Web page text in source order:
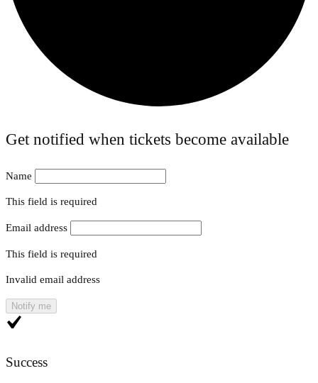
Get notified when tickets become available
Name
This field is required
Email address
This field is required
Invalid email address
Notify me
Success